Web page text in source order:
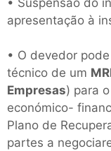
apresentação à
• O devedor
técnico de um
Empresas) para
económico-
Plano de
partes a